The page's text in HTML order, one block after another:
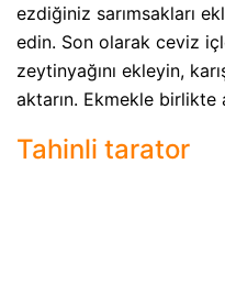
ezdiğiniz sarımsakları
edin. Son olarak ceviz
zeytinyağını ekleyin,
aktarın. Ekmekle
Tahinli tarator